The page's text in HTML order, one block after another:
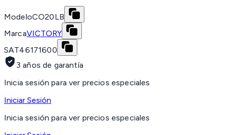
ModeloCO20LB
MarcaVICTORY
SAT46171600
3 años de garantía
Inicia sesión para ver precios especiales
Iniciar Sesión
Inicia sesión para ver precios especiales